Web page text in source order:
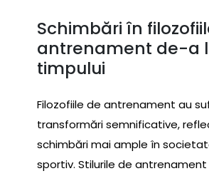
Schimbări în
antrenament de-a
timpului
Filozofiile de antrenament au
transformări semnificative,
schimbări mai ample în
sportiv. Stilurile de